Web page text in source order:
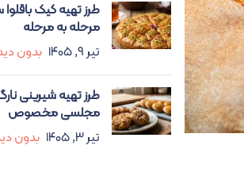
طرز تهیه کیک
مرحله به مرحله
تیر ۹, ۱۴۰۵
بدون
طرز تهیه شیرینی
مجلسی مخصوص
تیر ۳, ۱۴۰۵
بدون